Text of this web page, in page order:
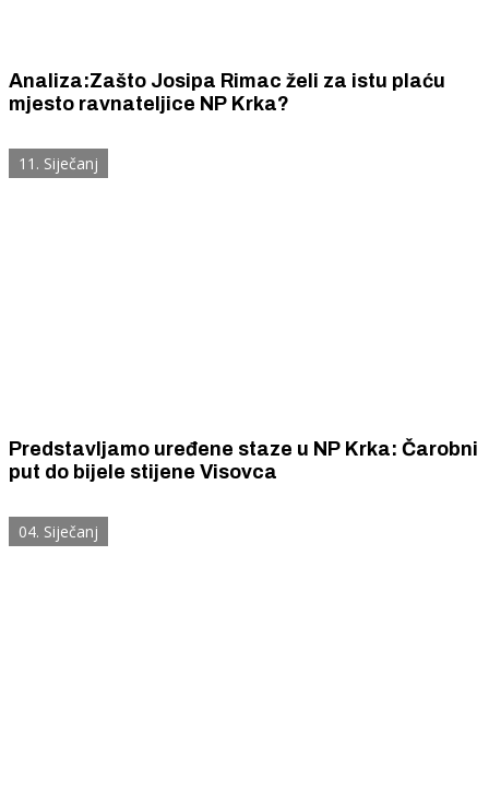
Analiza:Zašto Josipa Rimac želi za istu plaću
mjesto ravnateljice NP Krka?
11. Siječanj
Predstavljamo uređene staze u NP Krka: Čarobni
put do bijele stijene Visovca
04. Siječanj